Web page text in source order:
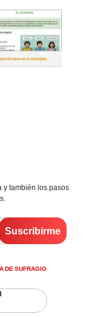
y también los pasos
DE SUFRAGIO